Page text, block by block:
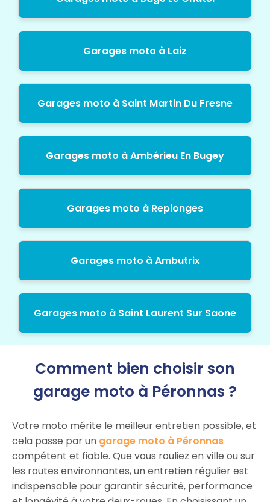
Garages moto à Laiz
Garages moto à Saint Martin Du Fresne
Garages moto à Ambérieu En Bugey
Garages moto à Replonges
Garages moto à Ambutrix
Garages moto à Saint Laurent Sur Saone
Comment bien choisir son
garage moto à Péronnas ?
Votre moto mérite le meilleur entretien possible, et
cela passe par un garage moto à Péronnas
compétent et fiable. Que vous rouliez en ville ou sur
les routes environnantes, un entretien régulier est
indispensable pour garantir sécurité, performance